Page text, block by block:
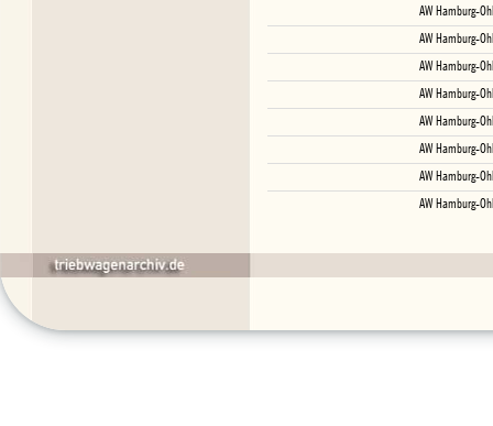
AW Hamburg-
AW Hamburg-
AW Hamburg-
AW Hamburg-
AW Hamburg-
AW Hamburg-
AW Hamburg-
AW Hamburg-